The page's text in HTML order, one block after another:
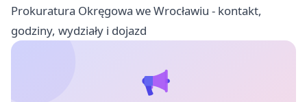
Prokuratura Okręgowa we Wrocławiu - kontakt,
godziny, wydziały i dojazd